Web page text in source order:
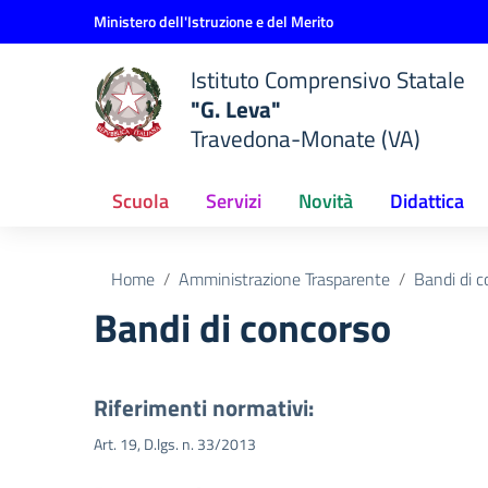
Vai ai contenuti
Vai al menu di navigazioneMinistero dell'Istruzione e del Merito
Istituto Comprensivo Statale
"G. Leva"
Travedona-Monate (VA)
Scuola Servizi Novità Didattica
Home Amministrazione Trasparente Bandi di
Bandi di concorso
Riferimenti normativi:
Art. 19, D.lgs. n. 33/2013